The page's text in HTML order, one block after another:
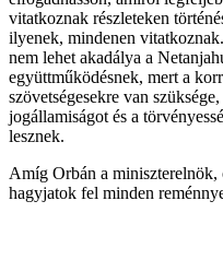
vitatkoznak részleteken
ilyenek, mindenen
nem lehet akadálya a
együttműködésnek, mert a
szövetségesekre van
jogállamiságot és a
lesznek.
Amíg Orbán a
hagyjatok fel minden